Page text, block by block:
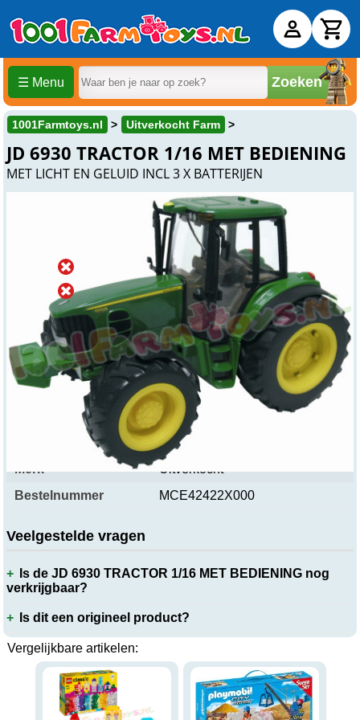
☰ Menu Zoeken
1001Farmtoys.nl Uitverkocht Farm
JD 6930 TRACTOR 1/16 MET BEDIENING
MET LICHT EN GELUID INCL 3 X BATTERIJEN
Uitverkocht
Uitverkocht
Over dit product
Productspecificaties
Merk
Uitverkocht
Bestelnummer
MCE42422X000
Veelgestelde vragen
Is de JD 6930 TRACTOR 1/16 MET BEDIENING nog
verkrijgbaar?
Is dit een origineel product?
Vergelijkbare artikelen: